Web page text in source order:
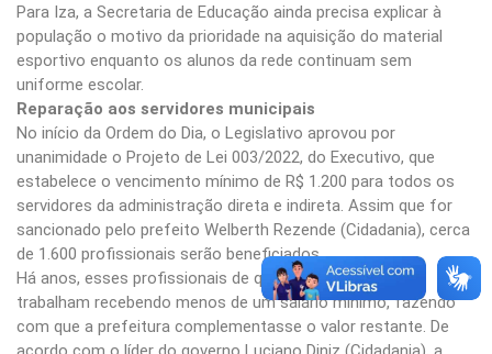
Para Iza, a Secretaria de Educação ainda precisa explicar à
população o motivo da prioridade na aquisição do material
esportivo enquanto os alunos da rede continuam sem
uniforme escolar.
Reparação aos servidores municipais
No início da Ordem do Dia, o Legislativo aprovou por
unanimidade o Projeto de Lei 003/2022, do Executivo, que
estabelece o vencimento mínimo de R$ 1.200 para todos os
servidores da administração direta e indireta. Assim que for
sancionado pelo prefeito Welberth Rezende (Cidadania), cerca
de 1.600 profissionais serão beneficiados.
Há anos, esses profissionais de quase 20 categorias
trabalham recebendo menos de um salário mínimo, fazendo
com que a prefeitura complementasse o valor restante. De